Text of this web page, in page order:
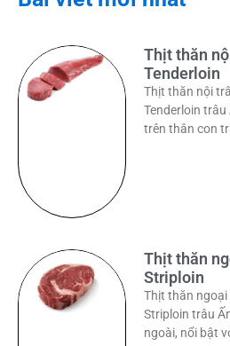
Thịt thăn
Tenderloin
Thịt thăn nội
Tenderloin
trên thân con
Thịt thăn
Striploin
Thịt thăn
Striploin trâu
ngoài, nổi bật